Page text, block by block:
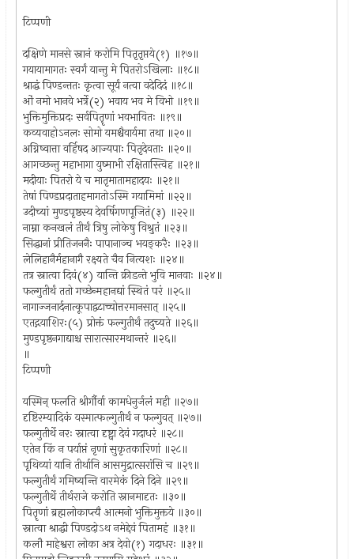
टिप्पणी
दक्षिणे मानसे स्नानं करोमि पितृतृप्तये(१) ॥१७॥
गयायामागतः स्वर्गं यान्तु मे पितरोऽखिलाः ॥१८॥
श्राद्धं पिण्डन्ततः कृत्वा सूर्यं नत्वा वदेदिदं ॥१८॥
ओं नमो भानवे भर्त्रे(२) भवाय भव मे विभो ॥१९॥
भुक्तिमुक्तिप्रदः सर्वपितॄणां भवभावितः ॥१९॥
कव्यवाहोऽनलः सोमो यमश्चैवार्यमा तथा ॥२०॥
अग्निष्वात्ता वर्हिषद आज्यपाः पितृदेवताः ॥२०॥
आगच्छन्तु महाभागा युष्माभी रक्षितास्त्विह ॥२१॥
मदीयाः पितरो ये च मातृमातामहादयः ॥२१॥
तेषां पिण्डप्रदाताहमागतोऽस्मि गयामिमां ॥२२॥
उदीच्यां मुण्डपृष्ठस्य देवर्षिगणपूजितं(३) ॥२२॥
नाम्ना कनखलं तीर्थं त्रिषु लोकेषु विश्रुतं ॥२३॥
सिद्धानां प्रीतिजननैः पापानाञ्च भयङ्करैः ॥२३॥
लेलिहानैर्महानागै रक्ष्यते चैव नित्यशः ॥२४॥
तत्र स्नात्वा दिवं(४) यान्ति क्रीडन्ते भुवि मानवाः ॥२४॥
फल्गुतीर्थं ततो गच्छेन्महानद्यां स्थितं परं ॥२५॥
नागाज्जनार्दनात्कूपाद्वटाच्चोत्तरमानसात् ॥२५॥
एतद्गयाशिरः(५) प्रोक्तं फल्गुतीर्थं तदुच्यते ॥२६॥
मुण्डपृष्ठनगाद्याश्च सारात्सारमथान्तरं ॥२६॥
॥
टिप्पणी
यस्मिन् फलति श्रीर्गौर्वा कामधेनुर्जलं मही ॥२७॥
दृष्टिरम्यादिकं यस्मात्फल्गुतीर्थं न फल्गुवत् ॥२७॥
फल्गुतीर्थे नरः स्नात्वा दृष्ट्वा देवं गदाधरं ॥२८॥
एतेन किं न पर्याप्तं नृणां सुकृतकारिणां ॥२८॥
पृथिव्यां यानि तीर्थानि आसमुद्रात्सरांसि च ॥२९॥
फल्गुतीर्थं गमिष्यन्ति वारमेकं दिने दिने ॥२९॥
फल्गुतीर्थे तीर्थराजे करोति स्नानमादृतः ॥३०॥
पितॄणां ब्रह्मलोकाप्त्यै आत्मनो भुक्तिमुक्तये ॥३०॥
स्नात्वा श्राद्धी पिण्डदोऽथ नमेद्देवं पितामहं ॥३१॥
कलौ माहेश्वरा लोका अत्र देवो(१) गदाधरः ॥३१॥